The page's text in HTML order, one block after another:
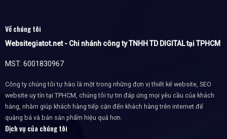
Về chúng tôi
Websitegiatot.net - Chi nhánh công ty TNHH TD DIGITAL tại TPHCM
MST: 6001830967
Công ty chúng tôi tự hào là một trong những đơn vị thiết kế website, SEO
website uy tín tại TPHCM, chúng tôi tự tin đáp ứng mọi yêu cầu của khách
hàng, nhằm giúp khách hàng tiếp cận đến khách hàng trên internet để
quảng bá và bán sản phẩm hiệu quả hơn.
Dịch vụ của chúng tôi